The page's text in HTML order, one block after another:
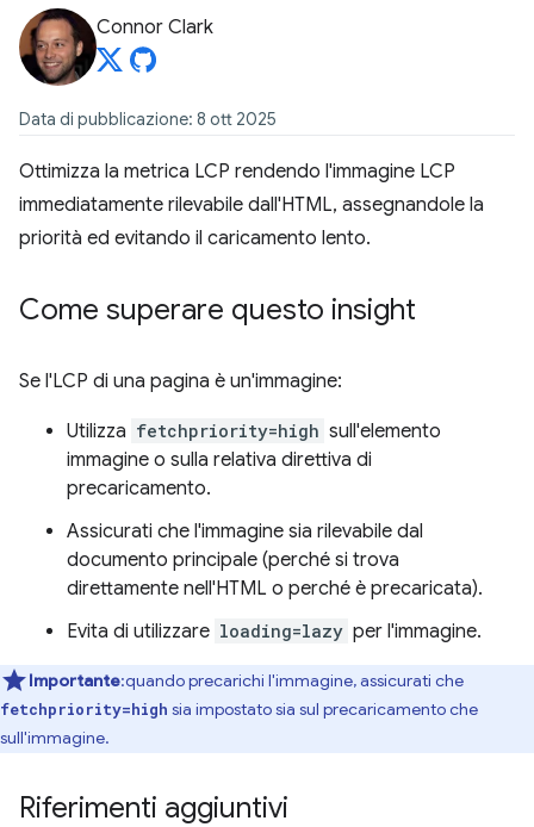
Connor Clark
Data di pubblicazione: 8 ott 2025
Ottimizza la metrica LCP rendendo l'immagine LCP
immediatamente rilevabile dall'HTML, assegnandole la
priorità ed evitando il caricamento lento.
Come superare questo insight
Se l'LCP di una pagina è un'immagine:
Utilizza fetchpriority=high sull'elemento
immagine o sulla relativa direttiva di
precaricamento.
Assicurati che l'immagine sia rilevabile dal
documento principale (perché si trova
direttamente nell'HTML o perché è precaricata).
Evita di utilizzare loading=lazy per l'immagine.
Importante:quando precarichi l'immagine, assicurati che
fetchpriority=high sia impostato sia sul precaricamento che
sull'immagine.
Riferimenti aggiuntivi